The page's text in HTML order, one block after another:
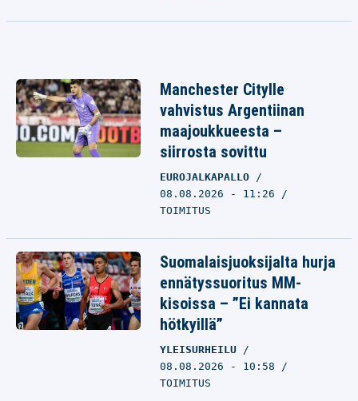
Manchester Citylle
vahvistus Argentiinan
maajoukkueesta –
siirrosta sovittu
EUROJALKAPALLO
08.08.2026 - 11:26
TOIMITUS
Suomalaisjuoksijalta hurja
ennätyssuoritus MM-
kisoissa – ”Ei kannata
hötkyillä”
YLEISURHEILU
08.08.2026 - 10:58
TOIMITUS